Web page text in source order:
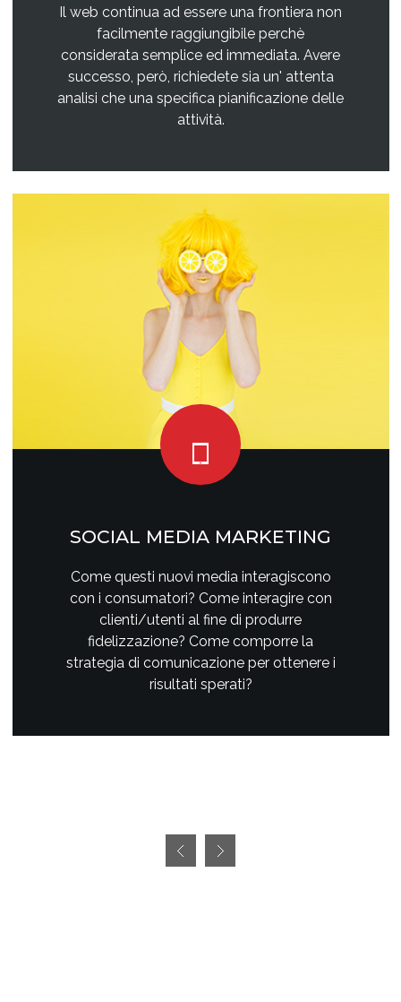
Il web continua ad essere una frontiera non
facilmente raggiungibile perchè
considerata semplice ed immediata. Avere
successo, però, richiedete sia un' attenta
analisi che una specifica pianificazione delle
attività.
SOCIAL MEDIA MARKETING
Come questi nuovi media interagiscono
con i consumatori? Come interagire con
clienti/utenti al fine di produrre
fidelizzazione? Come comporre la
strategia di comunicazione per ottenere i
risultati sperati?